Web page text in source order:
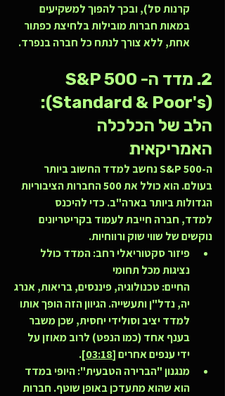
קרנות סל), ובכך להפוך למשקיעים
במאות חברות מובילות בלחיצת כפתור
אחת, ללא צורך לנתח כל חברה בנפרד.
2. מדד ה-S&P 500
(Standard & Poor's):
הלב של הכלכלה
האמריקאית
ה-S&P 500 נחשב למדד החשוב ביותר
בעולם. הוא כולל את 500 החברות הציבוריות
הגדולות ביותר בארה"ב. כדי להיכנס
למדד, חברה חייבת לעמוד בקריטריונים
נוקשים של שווי שוק ורווחיות.
פיזור סקטוריאלי רחב: המדד כולל
נציגות מכל תחומי
החיים: טכנולוגיה, פיננסים, בריאות, אנרג
יה, נדל"ן ותעשייה. הגיוון הזה הופך אותו
למדד יציב וסולידי יחסית, שכן משבר
בענף אחד (כמו הנפט) לרוב מאוזן על
ידי ענפים אחרים [03:18]
.
מנגנון "הברירה הטבעית": היופי במדד
הוא שהוא מתעדכן באופן שוטף. חברות